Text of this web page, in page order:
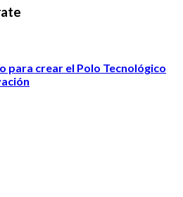
para crear el Polo Tecnológico